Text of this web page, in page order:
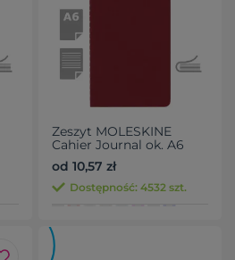
Zeszyt MOLESKINE
Cahier Journal ok. A6
od 10,57 zł
Dostępność: 4532 szt.